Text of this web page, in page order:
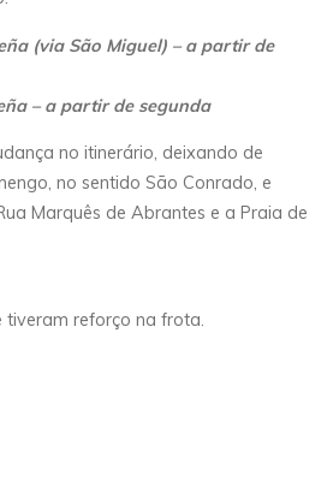
(via São Miguel) – a partir de
– a partir de segunda
no itinerário, deixando de
no sentido São Conrado, e
Marquês de Abrantes e a Praia de
tiveram reforço na frota.